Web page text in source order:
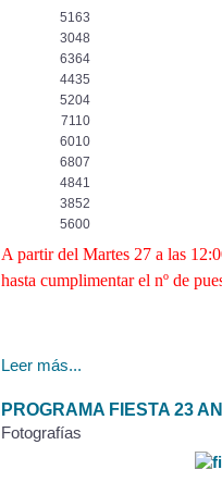
5163
3048
6364
4435
5204
7110
6010
6807
4841
3852
5600
A partir del Martes 27 a las
hasta cumplimentar el nº de
Leer más...
PROGRAMA FIESTA 23
Fotografías